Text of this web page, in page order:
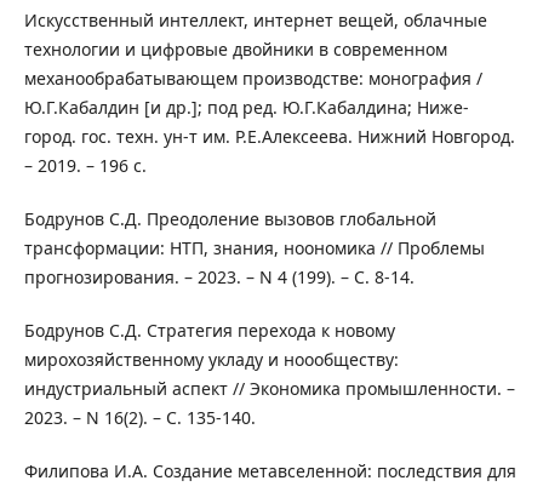
Искусственный интеллект, интернет вещей, облачные
технологии и цифровые двойники в современном
механообрабатывающем производстве: монография /
Ю.Г.Кабалдин [и др.]; под ред. Ю.Г.Кабалдина; Ниже-
город. гос. техн. ун-т им. Р.Е.Алексеева. Нижний Новгород.
– 2019. – 196 с.
Бодрунов С.Д. Преодоление вызовов глобальной
трансформации: НТП, знания, ноономика // Проблемы
прогнозирования. – 2023. – N 4 (199). – С. 8-14.
Бодрунов С.Д. Стратегия перехода к новому
мирохозяйственному укладу и ноообществу:
индустриальный аспект // Экономика промышленности. –
2023. – N 16(2). – С. 135-140.
Филипова И.А. Создание метавселенной: последствия для